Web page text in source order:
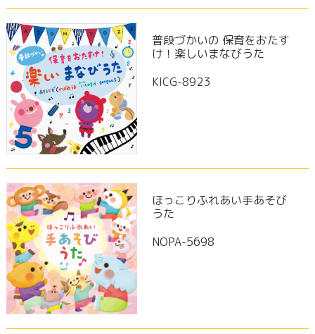
普段づかいの 保育をおたす
け！楽しいまなびうた
KICG-8923
ほっこりふれあい手あそび
うた
NOPA-5698